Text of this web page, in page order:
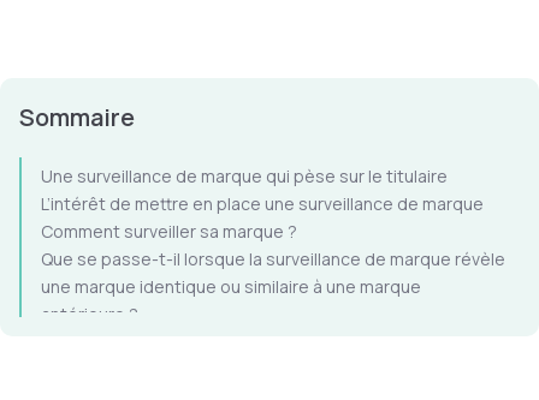
Sommaire
Une surveillance de marque qui pèse sur le titulaire
L’intérêt de mettre en place une surveillance de marque
Comment surveiller sa marque ?
Que se passe-t-il lorsque la surveillance de marque révèle
une marque identique ou similaire à une marque
antérieure ?